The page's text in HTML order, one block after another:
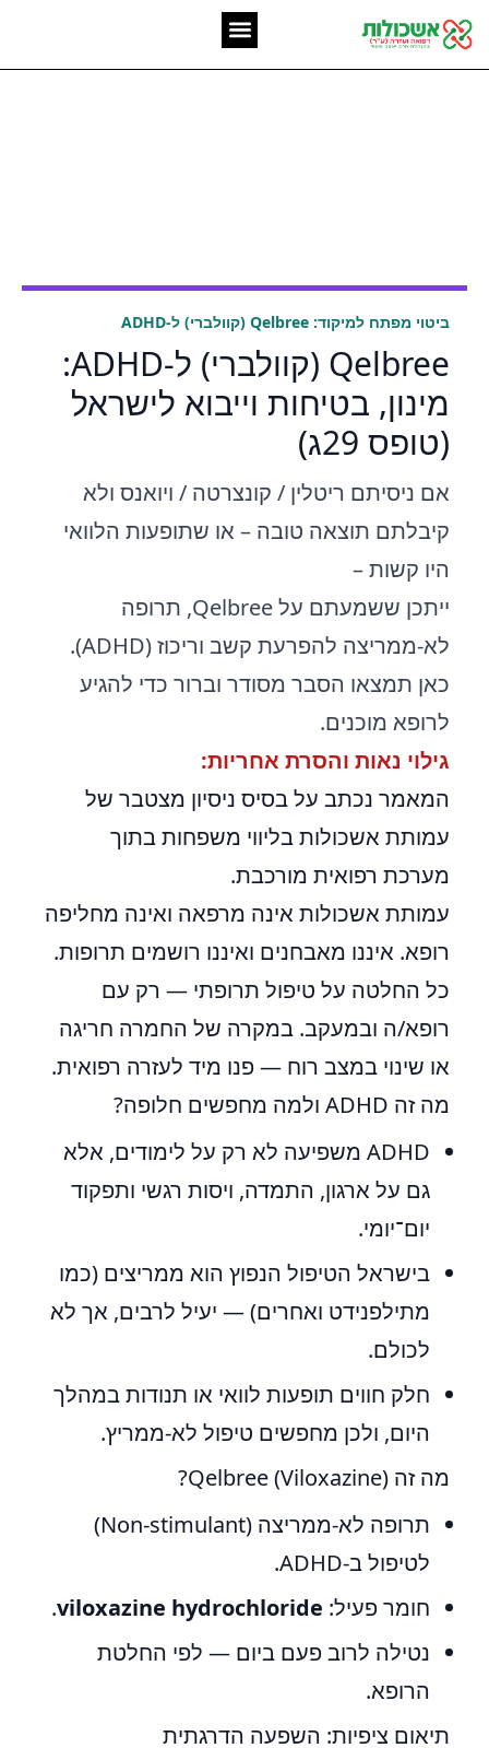
ביטוי מפתח למיקוד: Qelbree (קוולברי) ל-ADHD
Qelbree (קוולברי) ל-ADHD:
מינון, בטיחות וייבוא לישראל
(טופס 29ג)
אם ניסיתם ריטלין / קונצרטה / ויואנס ולא
קיבלתם תוצאה טובה – או שתופעות הלוואי
היו קשות –
ייתכן ששמעתם על Qelbree, תרופה
לא-ממריצה להפרעת קשב וריכוז (ADHD).
כאן תמצאו הסבר מסודר וברור כדי להגיע
לרופא מוכנים.
גילוי נאות והסרת אחריות:
המאמר נכתב על בסיס ניסיון מצטבר של
עמותת אשכולות בליווי משפחות בתוך
מערכת רפואית מורכבת.
עמותת אשכולות אינה מרפאה ואינה מחליפה
רופא. איננו מאבחנים ואיננו רושמים תרופות.
כל החלטה על טיפול תרופתי — רק עם
רופא/ה ובמעקב. במקרה של החמרה חריגה
או שינוי במצב רוח — פנו מיד לעזרה רפואית.
מה זה ADHD ולמה מחפשים חלופה?
ADHD משפיעה לא רק על לימודים, אלא
גם על ארגון, התמדה, ויסות רגשי ותפקוד
יום־יומי.
בישראל הטיפול הנפוץ הוא ממריצים (כמו
מתילפנידט ואחרים) — יעיל לרבים, אך לא
לכולם.
חלק חווים תופעות לוואי או תנודות במהלך
היום, ולכן מחפשים טיפול לא-ממריץ.
מה זה Qelbree (Viloxazine)?
תרופה לא-ממריצה (Non-stimulant)
לטיפול ב-ADHD.
חומר פעיל: viloxazine hydrochloride
.
נטילה לרוב פעם ביום — לפי החלטת
הרופא.
תיאום ציפיות: השפעה הדרגתית